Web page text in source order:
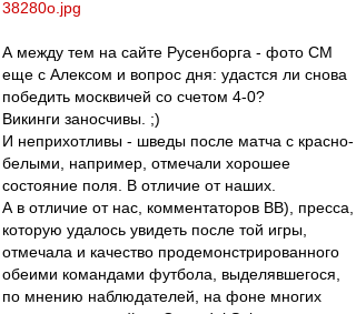
38280o.jpg
А между тем на сайте Русенборга - фото СМ
еще с Алексом и вопрос дня: удастся ли снова
победить москвичей со счетом 4-0?
Викинги заносчивы. ;)
И неприхотливы - шведы после матча с красно-
белыми, например, отмечали хорошее
состояние поля. В отличие от наших.
А в отличие от нас, комментаторов ВВ), пресса,
которую удалось увидеть после той игры,
отмечала и качество продемонстрированного
обеими командами футбола, выделявшегося,
по мнению наблюдателей, на фоне многих